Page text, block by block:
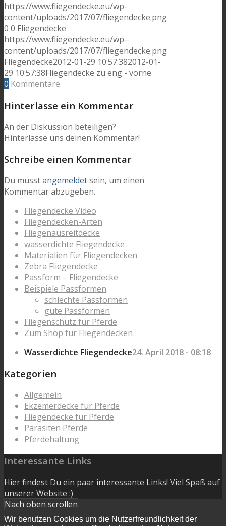
https://www.fliegendecke.eu/wp-
content/uploads/2017/07/fliegendecke.png
0 0 Fliegendecke
https://www.fliegendecke.eu/wp-
content/uploads/2017/07/fliegendecke.png
Fliegendecke2012-01-29 10:57:382012-01-
29 10:57:38Fliegendecke zu eng - vorne
0 Kommentare
Hinterlasse ein Kommentar
An der Diskussion beteiligen?
Hinterlasse uns deinen Kommentar!
Schreibe einen Kommentar
Du musstangemeldetsein, um einen
Kommentar abzugeben.
Fliegendecke Video
Fliegendecken-Arten
Fliegenausreitdecke
wasserdichte Fliegendecke
Materialien für Fliegendecken
Zebra Fliegendecke
Passform – Fliegendecke
Beispiele Passformen
schlechte Passformen
gute Passformen
Fliegenschutz für Pferde
Zum Shop für Fliegendecken
Wasserdichte Fliegendecke24. April 2018 - 08:18
Kategorien
Allgemein
Ekzemerdecke für Pferde
Fliegendecke für Pferde
Parasiten Pferde
Pferdehaltung
Interessante Links
Hier findest Du ein paar interessante Links! Viel Spaß auf
unserer Website :)
Nach oben scrollen
Wir benutzen Cookies um die Nutzerfreundlichkeit der